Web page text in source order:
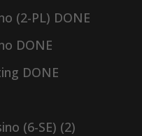
(2-PL) DONE
DONE
DONE
(6-SE) (2)